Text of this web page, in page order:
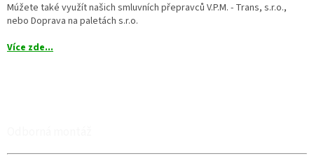
Múžete také využít našich smluvních přepravců V.P.M. - Trans, s.r.o.,
nebo Doprava na paletách s.r.o.
Více zde...